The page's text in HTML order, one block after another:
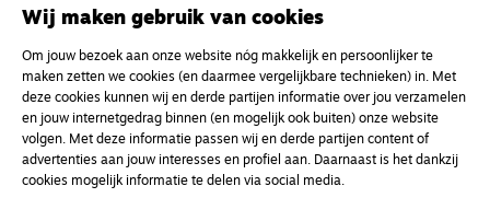
Kvk-nummer 33277063
NL46 INGB 0117 5827 86
info@onderwegonline.nl
Wij maken gebruik van cookies
Om jouw bezoek aan onze website nóg makkelijk en persoonlijker te
maken zetten we cookies (en daarmee vergelijkbare technieken) in. Met
deze cookies kunnen wij en derde partijen informatie over jou verzamelen
en jouw internetgedrag binnen (en mogelijk ook buiten) onze website
volgen. Met deze informatie passen wij en derde partijen content of
advertenties aan jouw interesses en profiel aan. Daarnaast is het dankzij
cookies mogelijk informatie te delen via social media.